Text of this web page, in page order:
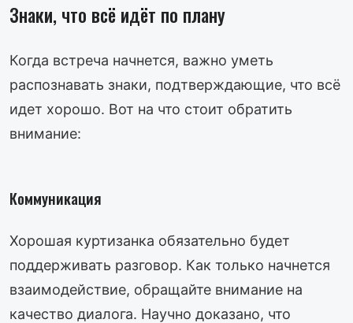
Знаки, что всё идёт по плану
Когда встреча начнется, важно уметь
распознавать знаки, подтверждающие, что всё
идет хорошо. Вот на что стоит обратить
внимание:
Коммуникация
Хорошая куртизанка обязательно будет
поддерживать разговор. Как только начнется
взаимодействие, обращайте внимание на
качество диалога. Научно доказано, что